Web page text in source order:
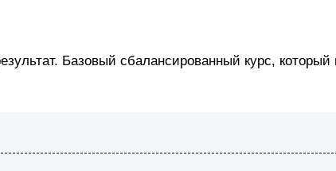
Базовый сбалансированный курс,